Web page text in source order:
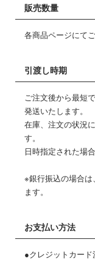
販売数量
各商品ページにて
引渡し時期
ご注文後から最短
発送いたします。
在庫、注文の状況
す。
日時指定された場
※銀行振込の場合は
ます。
お支払い方法
●クレジットカード